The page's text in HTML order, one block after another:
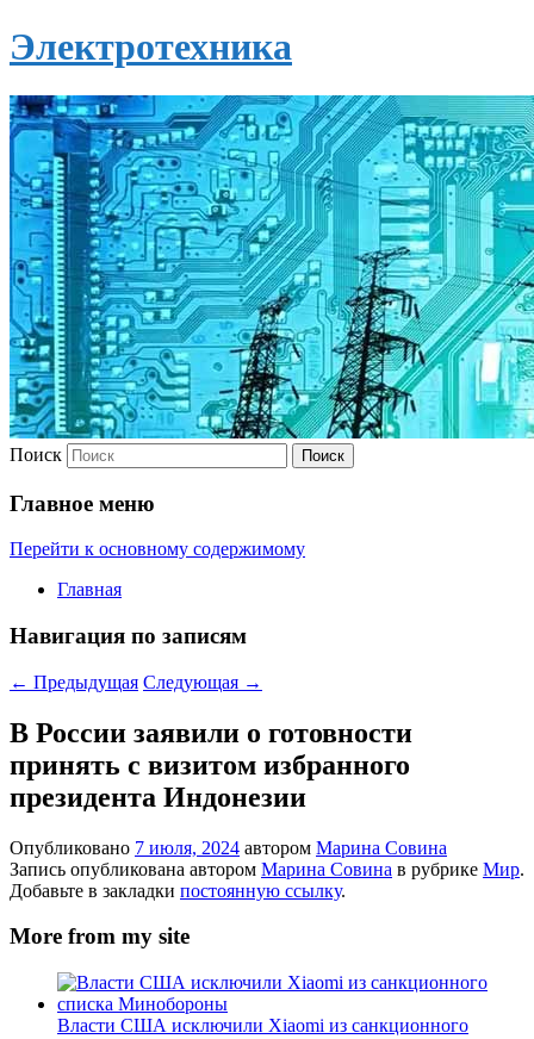
Электротехника
Поиск
Главное меню
Перейти к основному содержимому
Главная
Навигация по записям
← Предыдущая Следующая →
В России заявили о готовности
принять с визитом избранного
президента Индонезии
Опубликовано 7 июля, 2024 автором Марина Совина
Запись опубликована автором Марина Совина в рубрике Мир.
Добавьте в закладки постоянную ссылку.
More from my site
Власти США исключили Xiaomi из санкционного